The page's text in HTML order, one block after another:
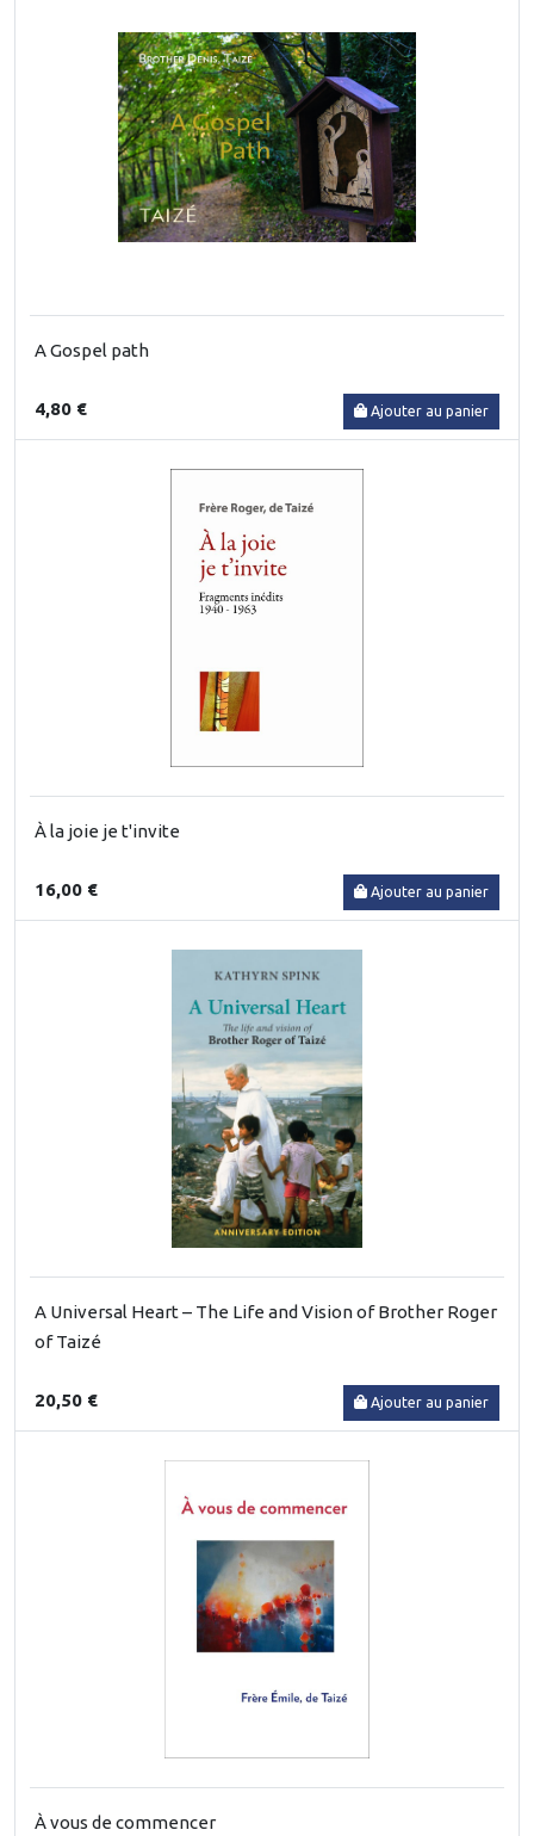
A Gospel path
4,80 € Ajouter au panier
À la joie je t'invite
16,00 € Ajouter au panier
A Universal Heart – The Life and Vision of Brother Roger
of Taizé
20,50 € Ajouter au panier
À vous de commencer